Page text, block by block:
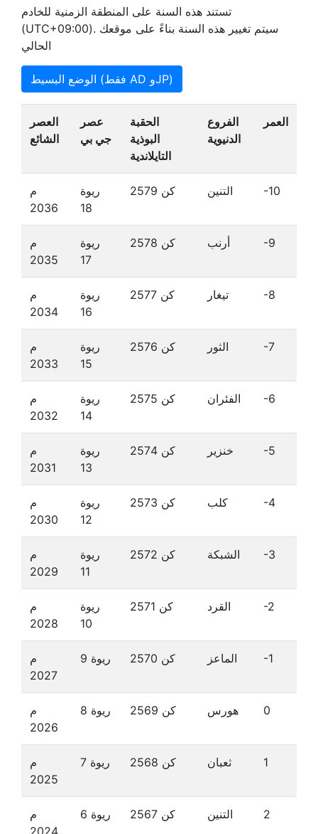
تستند هذه السنة على المنطقة الزمنية للخادم
(UTC+09:00). سيتم تغيير هذه السنة بناءً على موقعك
الحالي
الوضع البسيط (فقط AD وJP)
العصر
الشائع
عصر
جي بي
الحقبة
البوذية
التايلاندية
الفروع
الدنيوية
العمر
م
2036
ريوة
18
كن 2579 التنين -10
م
2035
ريوة
17
كن 2578 أرنب -9
م
2034
ريوة
16
كن 2577 تيغار -8
م
2033
ريوة
15
كن 2576 الثور -7
م
2032
ريوة
14
كن 2575 الفئران -6
م
2031
ريوة
13
كن 2574 خنزير -5
م
2030
ريوة
12
كن 2573 كلب -4
م
2029
ريوة
11
كن 2572 الشبكة -3
م
2028
ريوة
10
كن 2571 القرد -2
م
2027
ريوة 9 كن 2570 الماعز -1
م
2026
ريوة 8 كن 2569 هورس 0
م
2025
ريوة 7 كن 2568 ثعبان 1
م
ريوة 6 كن 2567 التنين 2